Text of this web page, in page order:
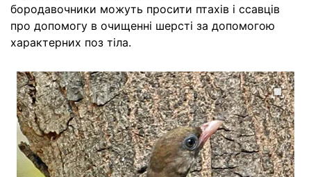
бородавочники можуть просити птахів і ссавців
про допомогу в очищенні шерсті за допомогою
характерних поз тіла.